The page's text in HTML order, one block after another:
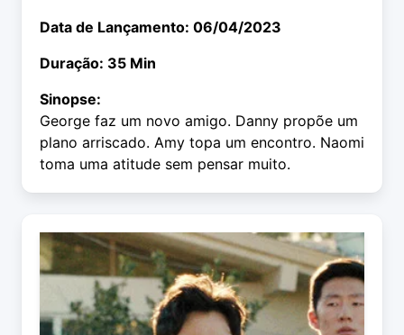
Data de Lançamento: 06/04/2023
Duração: 35 Min
Sinopse:
George faz um novo amigo. Danny propõe um
plano arriscado. Amy topa um encontro. Naomi
toma uma atitude sem pensar muito.